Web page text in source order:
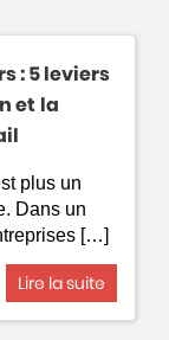
: 5 leviers
et la
plus un
Dans un
[…]
Lire la suite